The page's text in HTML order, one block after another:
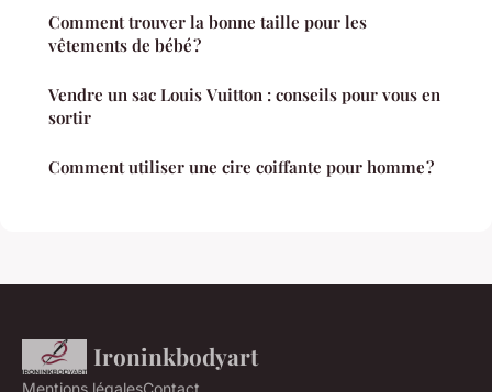
Comment trouver la bonne taille pour les
vêtements de bébé ?
Vendre un sac Louis Vuitton : conseils pour vous en
sortir
Comment utiliser une cire coiffante pour homme ?
Ironinkbodyart